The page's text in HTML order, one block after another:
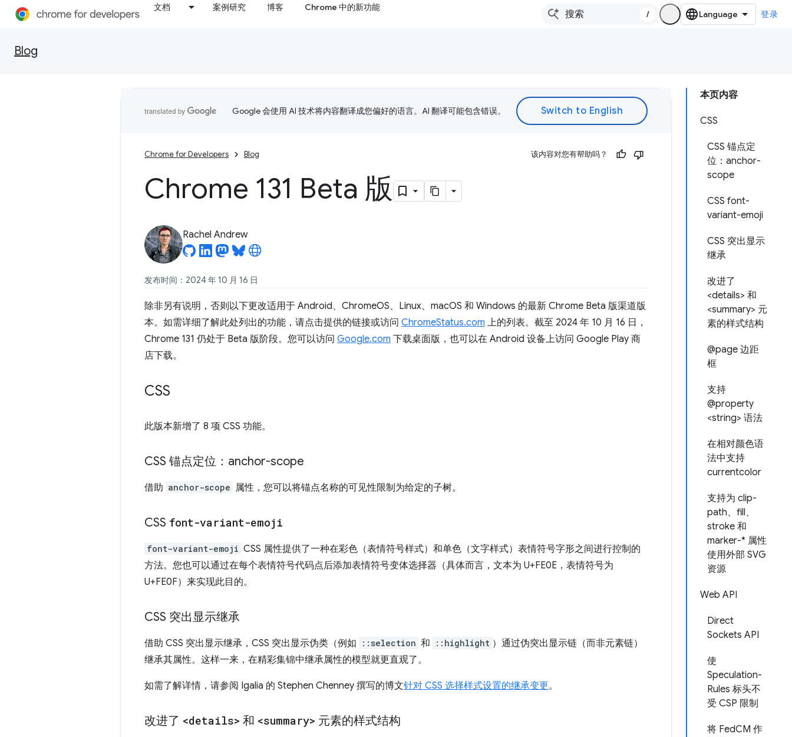
文档 案例研究 博客 Chrome 中的新功能
/ 登录
Blog
本页内容
CSS
CSS 锚点定
位：anchor-
scope
CSS font-
variant-emoji
CSS 突出显示
继承
改进了
<details> 和
<summary> 元
素的样式结构
@page 边距
框
支持
@property
<string> 语法
在相对颜色语
法中支持
currentcolor
支持为 clip-
path、fill、
stroke 和
marker-* 属性
使用外部 SVG
资源
Web API
Direct
Sockets API
使
Speculation-
Rules 标头不
受 CSP 限制
将 FedCM 作
Google 会使用 AI 技术将内容翻译成您偏好的语言。AI 翻译可能包含错误。
Chrome for Developers Blog 该内容对您有帮助吗？
Chrome 131 Beta 版
Rachel Andrew
发布时间：2024 年 10 月 16 日
除非另有说明，否则以下更改适用于 Android、ChromeOS、Linux、macOS 和 Windows 的最新 Chrome Beta 版渠道版
本。如需详细了解此处列出的功能，请点击提供的链接或访问 ChromeStatus.com 上的列表。截至 2024 年 10 月 16 日，
Chrome 131 仍处于 Beta 版阶段。您可以访问 Google.com 下载桌面版，也可以在 Android 设备上访问 Google Play 商
店下载。
CSS
此版本新增了 8 项 CSS 功能。
CSS 锚点定位：anchor-scope
借助 anchor-scope 属性，您可以将锚点名称的可见性限制为给定的子树。
CSS font-variant-emoji
font-variant-emoji CSS 属性提供了一种在彩色（表情符号样式）和单色（文字样式）表情符号字形之间进行控制的
方法。您也可以通过在每个表情符号代码点后添加表情符号变体选择器（具体而言，文本为 U+FE0E，表情符号为
U+FE0F）来实现此目的。
CSS 突出显示继承
借助 CSS 突出显示继承，CSS 突出显示伪类（例如 ::selection 和 ::highlight ）通过伪突出显示链（而非元素链）
继承其属性。这样一来，在精彩集锦中继承属性的模型就更直观了。
如需了解详情，请参阅 Igalia 的 Stephen Chenney 撰写的博文针对 CSS 选择样式设置的继承变更。
改进了 <details> 和 <summary> 元素的样式结构